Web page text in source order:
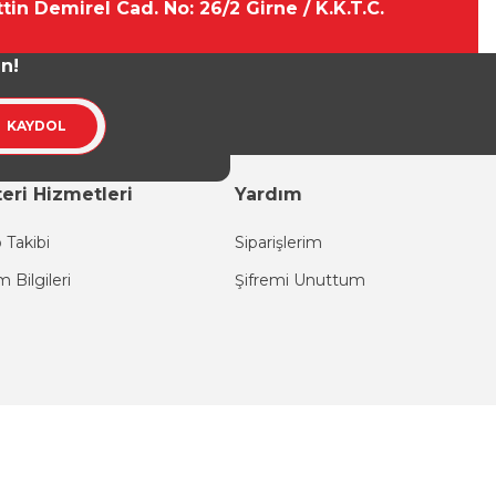
Demirel Cad. No: 26/2 Girne / K.K.T.C.
KAYDOL
Hizmetleri
Takibi
Bilgileri
Yardım
Siparişlerim
Şifremi Unuttum